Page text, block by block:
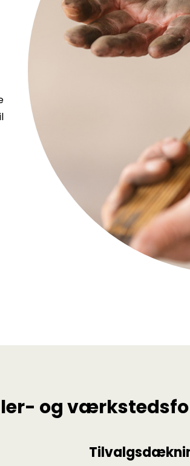
og